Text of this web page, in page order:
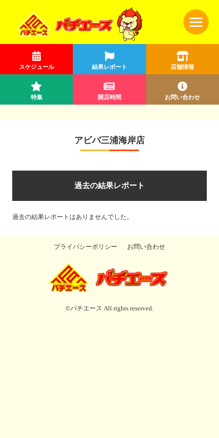
スケジュール 結果レポート 店舗情報
特集 開店時間 お問い合わせ
アビバ三浦海岸店
過去の結果レポート
過去の結果レポートはありませんでした。
プライバシーポリシー お問い合わせ
©パチエース All rights reserved.